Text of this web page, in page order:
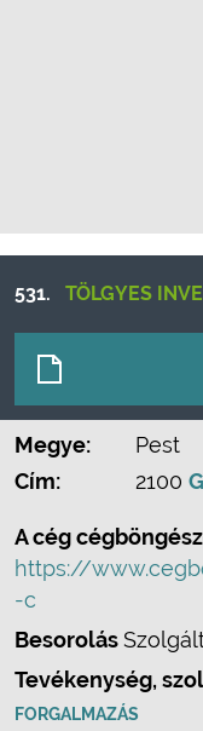
531. TÖLGYES
Megye:
Pest
Cím:
2100
A cég
https://
-c
Besorolás
Tevékenység,
FORGALMAZÁS